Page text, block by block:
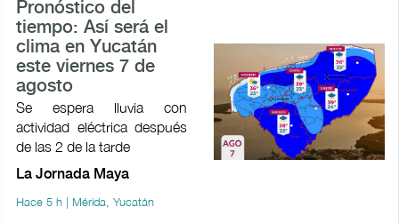
Pronóstico del
tiempo: Así será el
clima en Yucatán
este viernes 7 de
agosto
Se espera lluvia con
actividad eléctrica después
de las 2 de la tarde
La Jornada Maya
Hace 5 h | Mérida, Yucatán